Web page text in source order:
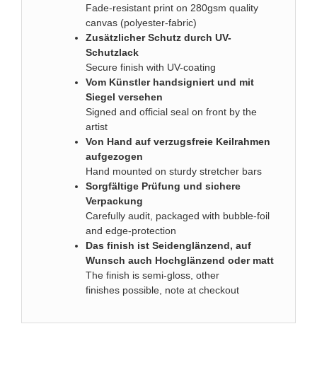
Fade-resistant print on 280gsm quality
canvas (polyester-fabric)
Zusätzlicher Schutz durch UV-
Schutzlack
Secure finish with UV-coating
Vom Künstler handsigniert und mit
Siegel versehen
Signed and official seal on front by the
artist
Von Hand auf verzugsfreie Keilrahmen
aufgezogen
Hand mounted on sturdy stretcher bars
Sorgfältige Prüfung und sichere
Verpackung
Carefully audit, packaged with bubble-foil
and edge-protection
Das finish ist Seidenglänzend, auf
Wunsch auch Hochglänzend oder matt
The finish is semi-gloss, other
finishes possible, note at checkout